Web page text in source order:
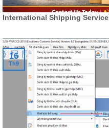
International Shipping
16
Th9